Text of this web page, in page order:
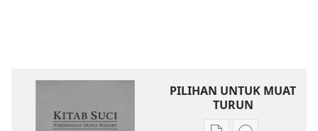
PILIHAN UNTUK MUAT
TURUN